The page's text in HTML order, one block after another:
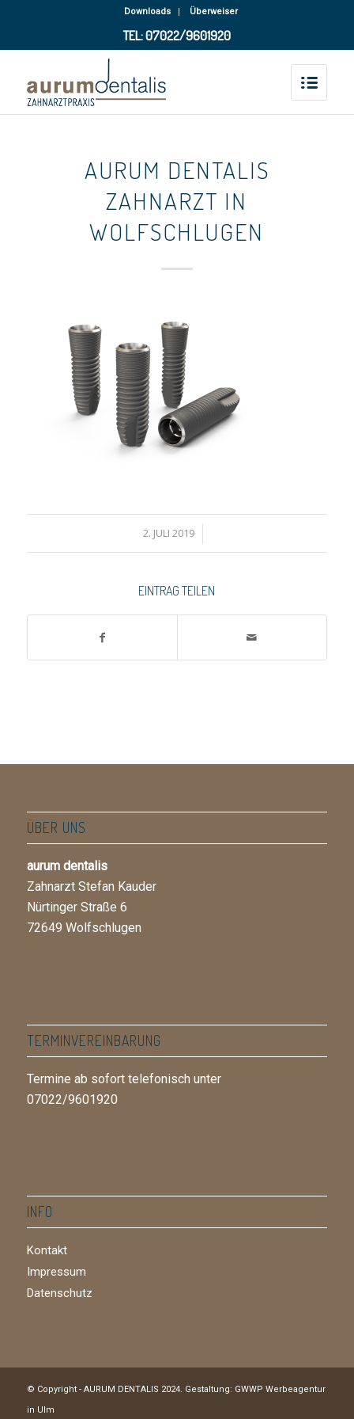
Downloads Überweiser
TEL: 07022/9601920
AURUM DENTALIS
ZAHNARZT IN
WOLFSCHLUGEN
2. JULI 2019
/
EINTRAG TEILEN
ÜBER UNS
aurum dentalis
Zahnarzt Stefan Kauder
Nürtinger Straße 6
72649 Wolfschlugen
TERMINVEREINBARUNG
Termine ab sofort telefonisch unter
07022/9601920
INFO
Kontakt
Impressum
Datenschutz
© Copyright - AURUM DENTALIS 2024. Gestaltung: GWWP Werbeagentur
in Ulm